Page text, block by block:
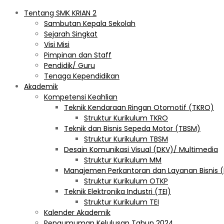
Tentang SMK KRIAN 2
Sambutan Kepala Sekolah
Sejarah Singkat
Visi Misi
Pimpinan dan Staff
Pendidik/ Guru
Tenaga Kependidikan
Akademik
Kompetensi Keahlian
Teknik Kendaraan Ringan Otomotif (TKRO)
Struktur Kurikulum TKRO
Teknik dan Bisnis Sepeda Motor (TBSM)
Struktur Kurikulum TBSM
Desain Komunikasi Visual (DKV)/ Multimedia
Struktur Kurikulum MM
Manajemen Perkantoran dan Layanan Bisnis
Struktur Kurikulum OTKP
Teknik Elektronika Industri (TEI)
Struktur Kurikulum TEI
Kalender Akademik